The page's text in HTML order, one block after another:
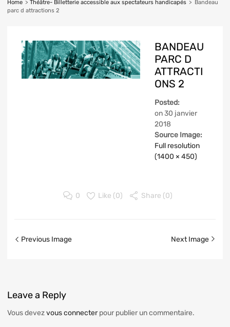
Home > Théâtre- Billetterie accessible aux spectateurs handicapés > Bandeau
parc d attractions 2
BANDEAU
PARC D
ATTRACTI
ONS 2
Posted:
on30 janvier
2018
Source Image:
Full resolution
(1400 × 450)
0 Like (0) Share (0)
Previous Image Next Image
Leavea Reply
Vous devezvous connecterpour publier un commentaire.